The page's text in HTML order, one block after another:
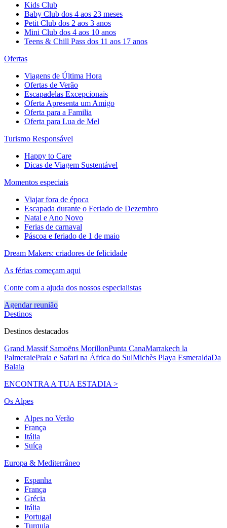
Kids Club
Baby Club dos 4 aos 23 meses
Petit Club dos 2 aos 3 anos
Mini Club dos 4 aos 10 anos
Teens & Chill Pass dos 11 aos 17 anos
Ofertas
Viagens de Última Hora
Ofertas de Verão
Escapadelas Excepcionais
Oferta Apresenta um Amigo
Oferta para a Familia
Oferta para Lua de Mel
Turismo Responsável
Happy to Care
Dicas de Viagem Sustentável
Momentos especiais
Viajar fora de época
Escapada durante o Feriado de Dezembro
Natal e Ano Novo
Ferias de carnaval
Páscoa e feriado de 1 de maio
Dream Makers: criadores de felicidade
As férias começam aqui
Conte com a ajuda dos nossos especialistas
Agendar reunião
Destinos
Destinos destacados
Grand Massif Samoëns MorillonPunta CanaMarrakech la
PalmeraiePraia e Safari na África do SulMichès Playa EsmeraldaDa
Balaia
ENCONTRA A TUA ESTADIA >
Os Alpes
Alpes no Verão
França
Itália
Suíça
Europa & Mediterrâneo
Espanha
França
Grécia
Itália
Portugal
Turquia